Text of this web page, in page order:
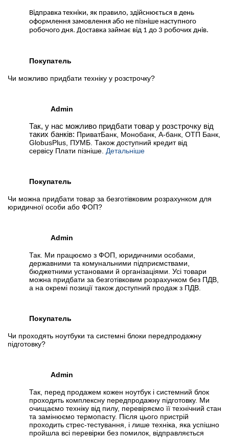
Відправка техніки, як правило, здійснюється в день
оформлення замовлення або не пізніше наступного
робочого дня. Доставка займає від 1 до 3 робочих днів.
Покупатель
Чи можливо придбати техніку у розстрочку?
Admin
Так, у нас можливо придбати товар у розстрочку від
таких банків: ПриватБанк, Монобанк, А-банк, ОТП Банк,
GlobusPlus, ПУМБ. Також доступний кредит від
сервісу Плати пізніше. Детальніше
Покупатель
Чи можна придбати товар за безготівковим розрахунком для
юридичної особи або ФОП?
Admin
Так. Ми працюємо з ФОП, юридичними особами,
державними та комунальними підприємствами,
бюджетними установами й організаціями. Усі товари
можна придбати за безготівковим розрахунком без ПДВ,
а на окремі позиції також доступний продаж з ПДВ.
Покупатель
Чи проходять ноутбуки та системні блоки передпродажну
підготовку?
Admin
Так, перед продажем кожен ноутбук і системний блок
проходить комплексну передпродажну підготовку. Ми
очищаємо техніку від пилу, перевіряємо її технічний стан
та замінюємо термопасту. Після цього пристрій
проходить стрес-тестування, і лише техніка, яка успішно
пройшла всі перевірки без помилок, відправляється